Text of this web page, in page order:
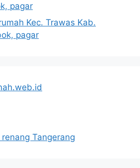
pagar
Kec. Trawas Kab.
pagar
Tangerang